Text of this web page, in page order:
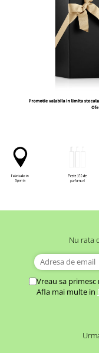
Nu rata
Vreau sa
Afla mai multe in